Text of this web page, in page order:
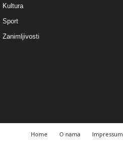
Kultura
Sport
Zanimljivosti
Home O nama Impressum